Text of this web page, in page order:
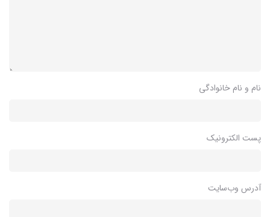
نام و نام خانوادگی
پست الکترونیک
آدرس وب‌سایت